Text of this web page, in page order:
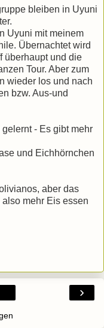
bleiben in Uyuni
Uyuni mit meinem
Übernachtet wird
überhaupt und die
Tour. Aber zum
wieder los und nach
bzw. Aus-und
- Es gibt mehr
und Eichhörnchen
aber das
mehr Eis essen
›